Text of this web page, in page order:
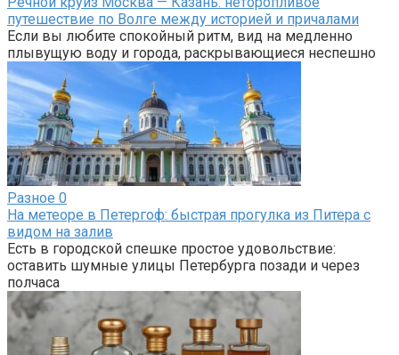
путешествие по Волге между историей и причалами
Если вы любите спокойный ритм, вид на медленно
плывущую воду и города, раскрывающиеся неспешно
Разное 0
На метеоре в Петергоф: быстрая прогулка из Питера с
видом на залив
Есть в городской спешке простое удовольствие:
оставить шумные улицы Петербурга позади и через
полчаса